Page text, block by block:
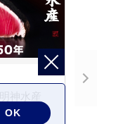
神水産
カツオ
OK